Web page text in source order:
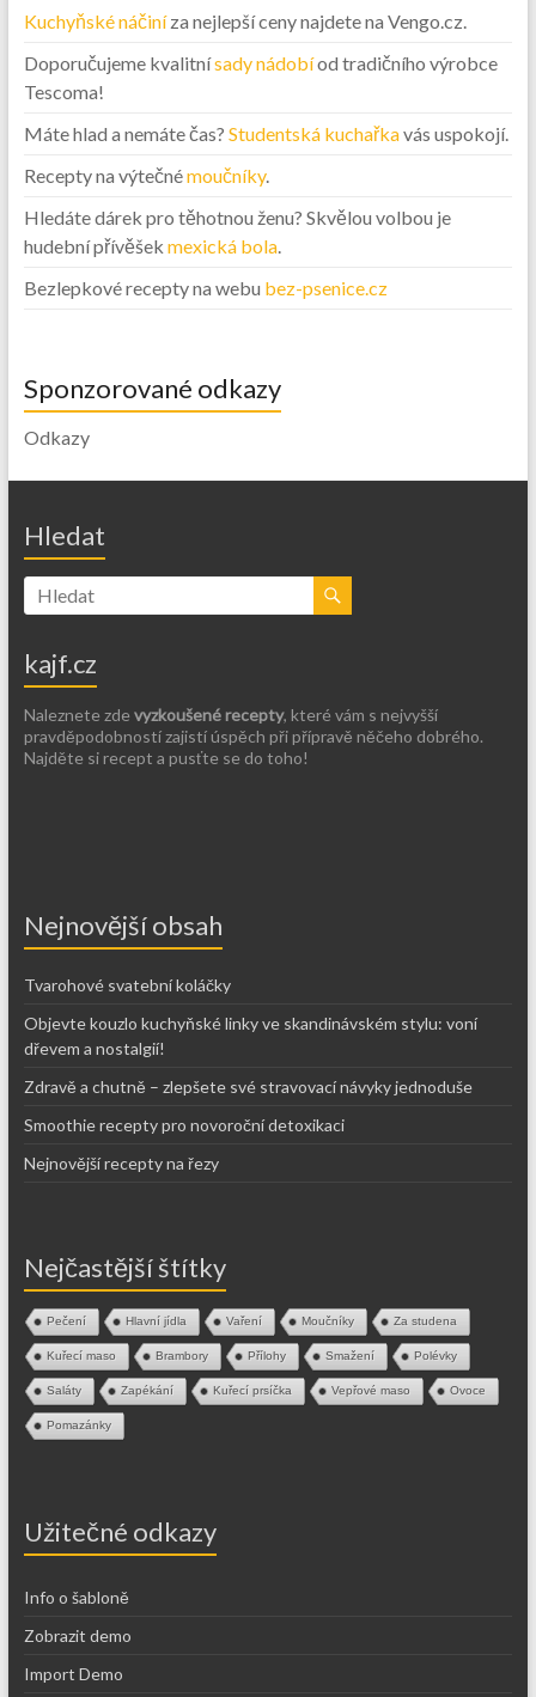
Kuchyňské náčiníza nejlepší ceny najdete na Vengo.cz.
Doporučujeme kvalitnísady nádobíod tradičního výrobce
Tescoma!
Máte hlad a nemáte čas? Studentská kuchařkavás uspokojí.
Recepty na výtečnémoučníky.
Hledáte dárek pro těhotnou ženu? Skvělou volbou je
hudební přívěšek mexická bola.
Bezlepkové recepty na webu bez-psenice.cz
Sponzorované odkazy
Odkazy
Hledat
kajf.cz
Naleznete zde vyzkoušené recepty, které vám s nejvyšší
pravděpodobností zajistí úspěch při přípravě něčeho dobrého.
Najděte si recept a pusťte se do toho!
Nejnovější obsah
Tvarohové svatební koláčky
Objevte kouzlo kuchyňské linky ve skandinávském stylu: voní
dřevem a nostalgií!
Zdravě a chutně – zlepšete své stravovací návyky jednoduše
Smoothie recepty pro novoroční detoxikaci
Nejnovější recepty na řezy
Nejčastější štítky
Pečení Hlavní jídla Vaření Moučníky Za studena
Kuřecí maso Brambory Přílohy Smažení Polévky
Saláty Zapékání Kuřecí prsíčka Vepřové maso Ovoce
Pomazánky
Užitečné odkazy
Info o šabloně
Zobrazit demo
Import Demo